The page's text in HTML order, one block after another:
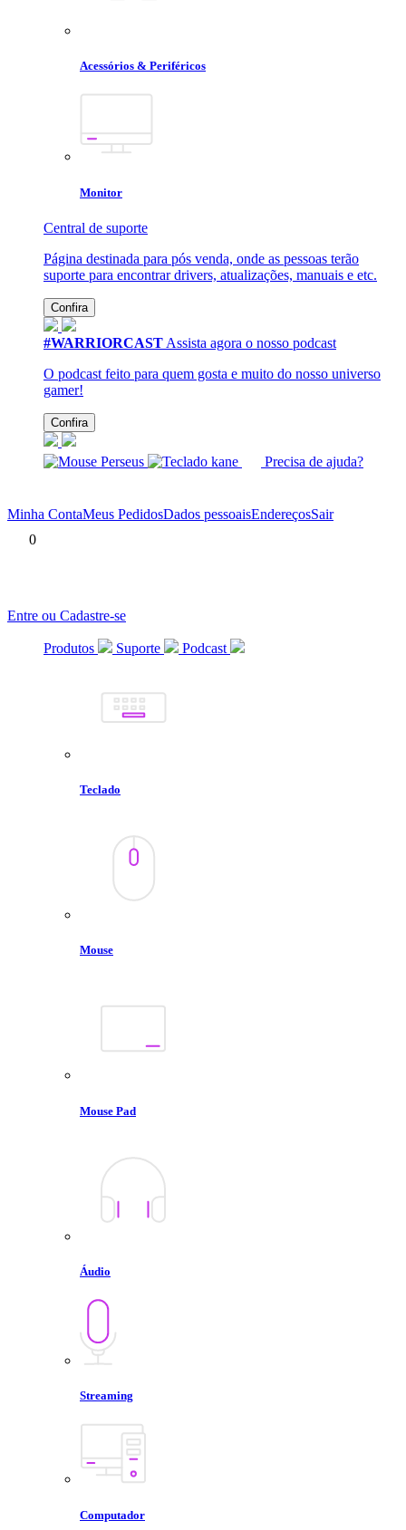
Acessórios & Periféricos
Monitor
Central de suporte
Página destinada para pós venda, onde as pessoas terão
suporte para encontrar drivers, atualizações, manuais e etc.
Confira
#WARRIORCAST Assista agora o nosso podcast
O podcast feito para quem gosta e muito do nosso universo
gamer!
Confira
Precisa de ajuda?
Minha ContaMeus PedidosDados pessoaisEndereçosSair
0
Entre ou Cadastre-se
Produtos Suporte Podcast
Teclado
Mouse
Mouse Pad
Áudio
Streaming
Computador